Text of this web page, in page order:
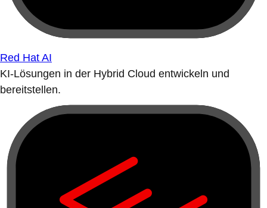
Red Hat AI
KI-Lösungen in der Hybrid Cloud entwickeln und
bereitstellen.